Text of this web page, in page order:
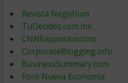
Revista Negotium
TuDecides.com.mx
CNNExpansion.com
CorporateBlogging.info
BusinessSummary.com
Foro Nueva Economía